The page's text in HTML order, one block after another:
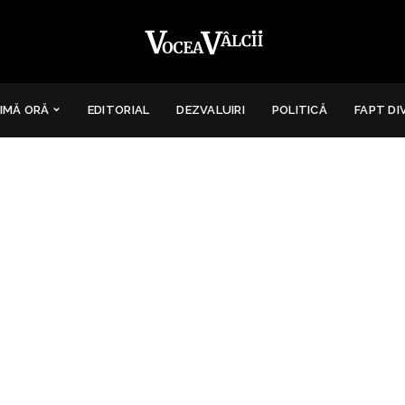
ORĂ EDITORIAL DEZVALUIRI POLITICĂ FAPT